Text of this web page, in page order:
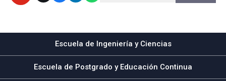
Escuela de Ingeniería y Ciencias
Escuela de Postgrado y Educación Continua